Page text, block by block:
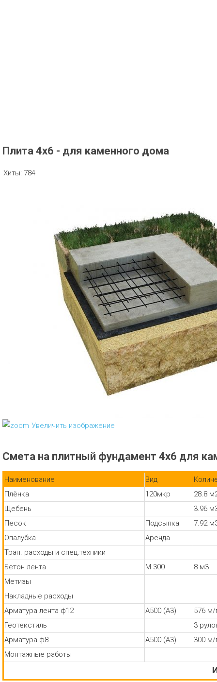
Плита 4х6 - для каменного дома
Хиты: 784
Увеличить изображение
Смета на плитный фундамент 4х6 для
Наименование Вид
Плёнка
120мкр
28.8
Щебень
3.96
Песок
Подсыпка
7.92
Опалубка
Аренда
Тран. расходы и спец.техники
Бетон лента
М 300
8 м3
Метизы
Накладные расходы
Арматура лента ф12
А500 (А3)
576 м/
Геотекстиль
3
Арматура ф8
А500 (А3)
300 м/
Монтажные работы